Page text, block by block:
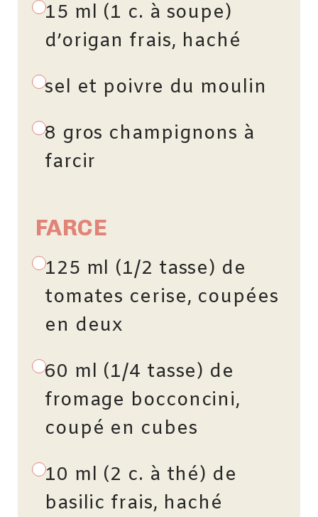
15 ml (1 c. à soupe)
d’origan frais, haché
sel et poivre du moulin
8 gros champignons à
farcir
FARCE
125 ml (1/2 tasse) de
tomates cerise, coupées
en deux
60 ml (1/4 tasse) de
fromage bocconcini,
coupé en cubes
10 ml (2 c. à thé) de
basilic frais, haché